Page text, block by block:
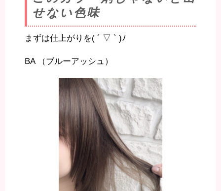
せない色味
まずは仕上がりを( ´ ▽ ` )ﾉ
BA （ブルーアッシュ）